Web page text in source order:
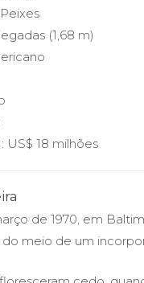
(1,68 m)
: US$ 18 milhões
de 1970, em
meio de um